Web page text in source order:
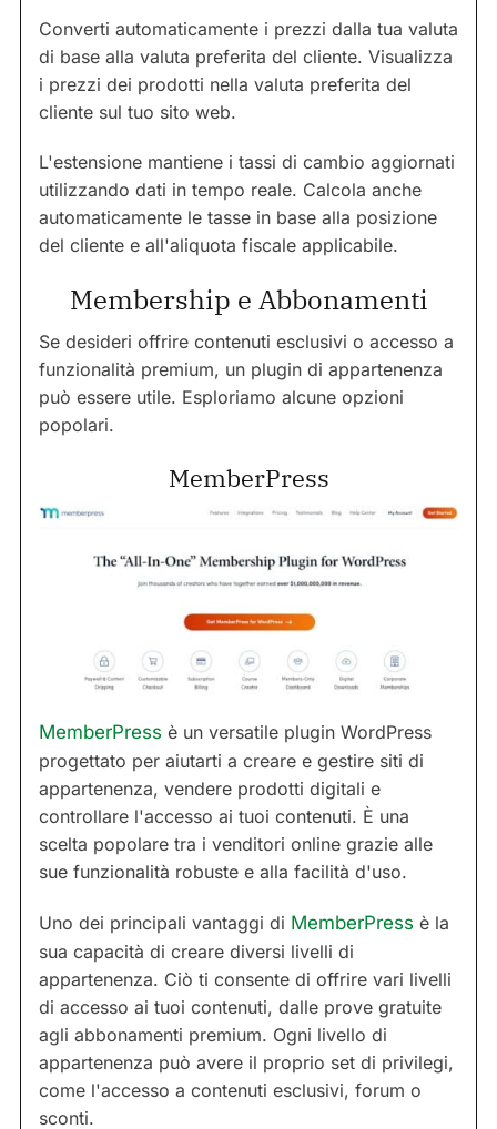
Converti automaticamente i prezzi dalla tua valuta
di base alla valuta preferita del cliente. Visualizza
i prezzi dei prodotti nella valuta preferita del
cliente sul tuo sito web.
L'estensione mantiene i tassi di cambio aggiornati
utilizzando dati in tempo reale. Calcola anche
automaticamente le tasse in base alla posizione
del cliente e all'aliquota fiscale applicabile.
Membership e Abbonamenti
Se desideri offrire contenuti esclusivi o accesso a
funzionalità premium, un plugin di appartenenza
può essere utile. Esploriamo alcune opzioni
popolari.
MemberPress
MemberPress è un versatile plugin WordPress
progettato per aiutarti a creare e gestire siti di
appartenenza, vendere prodotti digitali e
controllare l'accesso ai tuoi contenuti. È una
scelta popolare tra i venditori online grazie alle
sue funzionalità robuste e alla facilità d'uso.
Uno dei principali vantaggi di MemberPress è la
sua capacità di creare diversi livelli di
appartenenza. Ciò ti consente di offrire vari livelli
di accesso ai tuoi contenuti, dalle prove gratuite
agli abbonamenti premium. Ogni livello di
appartenenza può avere il proprio set di privilegi,
come l'accesso a contenuti esclusivi, forum o
sconti.